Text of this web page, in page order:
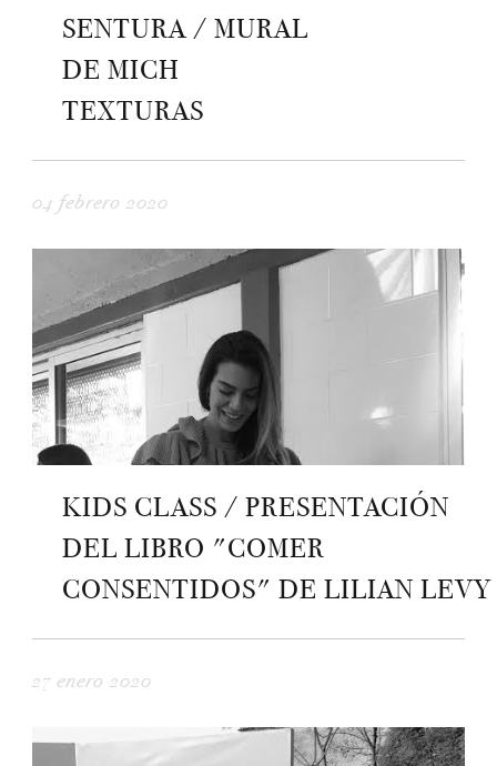
SENTURA / MURAL
DE MICH
TEXTURAS
04 febrero 2020
KIDS CLASS / PRESENTACIÓN
DEL LIBRO "COMER
CONSENTIDOS" DE LILIAN LEVY
27 enero 2020